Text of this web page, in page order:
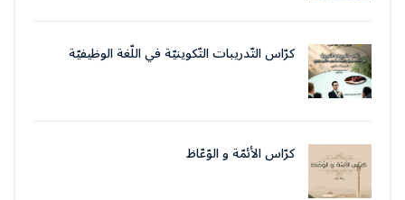
كرّاس التّدريبات التّكوينيّة في اللّغة الوظيفيّة
كرّاس الأئمّة و الوّعّاظ